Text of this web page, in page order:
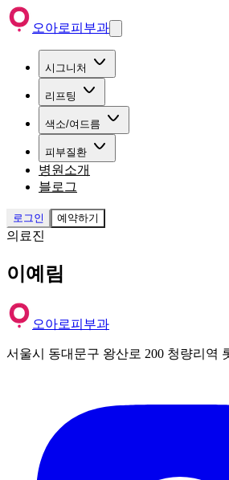
오아로피부과
시그니처
리프팅
색소/여드름
피부질환
병원소개
블로그
로그인 예약하기
의료진
이예림
오아로피부과
서울시 동대문구 왕산로 200 청량리역